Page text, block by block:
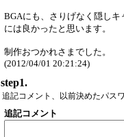
BGAにも、さりげなく隠し
には良かったと思います。
制作おつかれさまでした。
(2012/04/01 20:21:24)
step1.
追記コメント、以前決めたパス
追記コメント